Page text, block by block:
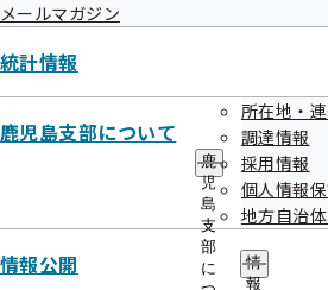
メールマガジン
統計情報
鹿児島支部について
鹿
児
島
支
部
に
所在地・
調達情報
採用情報
個人情報
地方自治
情報公開
情
報
関連情報
令和7年度 第3回鹿児島支部評議
令和08年01月14日開催
資料
議事録